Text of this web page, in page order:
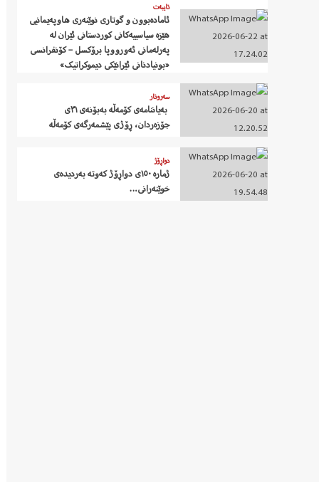
تایبەت
ئامادەبوون و گوتاری نوێنەری هاوپەیمانیی
هێزە سیاسییەکانی کوردستانی ئێران لە
پەرلەمانی ئەورووپا برۆکسل – کۆنفرانسی
«بونیادنانی ئێرانێکی دیموکراتیک»
سەروتار
‍ بەیاننامەی کۆمەڵە بەبۆنەی ٣١ی
جۆزەردان، ڕۆژی پێشمەرگەی کۆمەڵە
دواڕۆژ
ژمارە ١٥٠ی دواڕۆژ کەوتە بەردیدەی
خوێنەرانی…